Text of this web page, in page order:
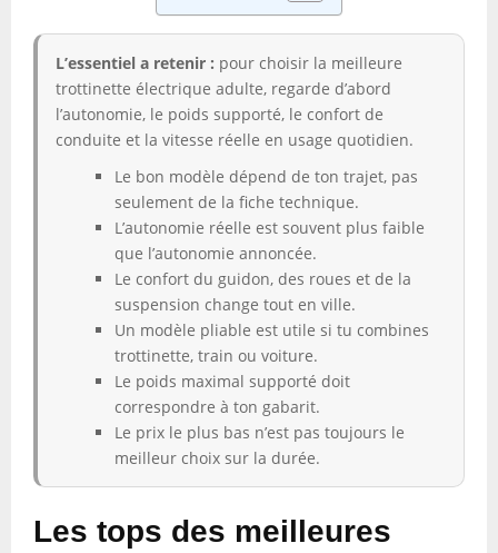
L’essentiel a retenir : pour choisir la meilleure
trottinette électrique adulte, regarde d’abord
l’autonomie, le poids supporté, le confort de
conduite et la vitesse réelle en usage quotidien.
Le bon modèle dépend de ton trajet, pas
seulement de la fiche technique.
L’autonomie réelle est souvent plus faible
que l’autonomie annoncée.
Le confort du guidon, des roues et de la
suspension change tout en ville.
Un modèle pliable est utile si tu combines
trottinette, train ou voiture.
Le poids maximal supporté doit
correspondre à ton gabarit.
Le prix le plus bas n’est pas toujours le
meilleur choix sur la durée.
Les tops des meilleures